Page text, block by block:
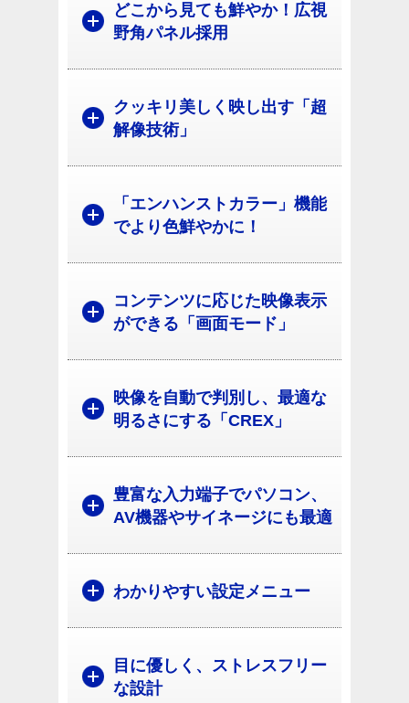
どこから見ても鮮やか！広視
野角パネル採用
クッキリ美しく映し出す「超
解像技術」
「エンハンストカラー」機能
でより色鮮やかに！
コンテンツに応じた映像表示
ができる「画面モード」
映像を自動で判別し、最適な
明るさにする「CREX」
豊富な入力端子でパソコン、
AV機器やサイネージにも最適
わかりやすい設定メニュー
目に優しく、ストレスフリー
な設計